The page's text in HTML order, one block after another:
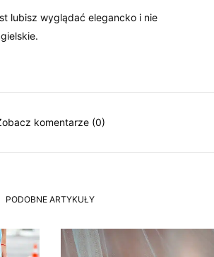
lubisz wyglądać elegancko i nie
komentarze (0)
PODOBNE ARTYKUŁY